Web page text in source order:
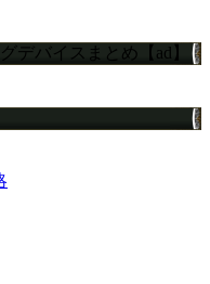
デバイスまとめ【ad】